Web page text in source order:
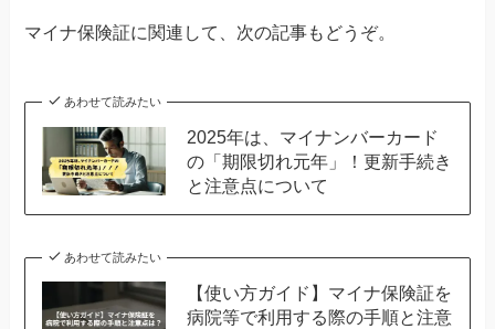
マイナ保険証に関連して、次の記事もどうぞ。
あわせて読みたい
2025年は、マイナンバーカード
の「期限切れ元年」！更新手続き
と注意点について
あわせて読みたい
【使い方ガイド】マイナ保険証を
病院等で利用する際の手順と注意